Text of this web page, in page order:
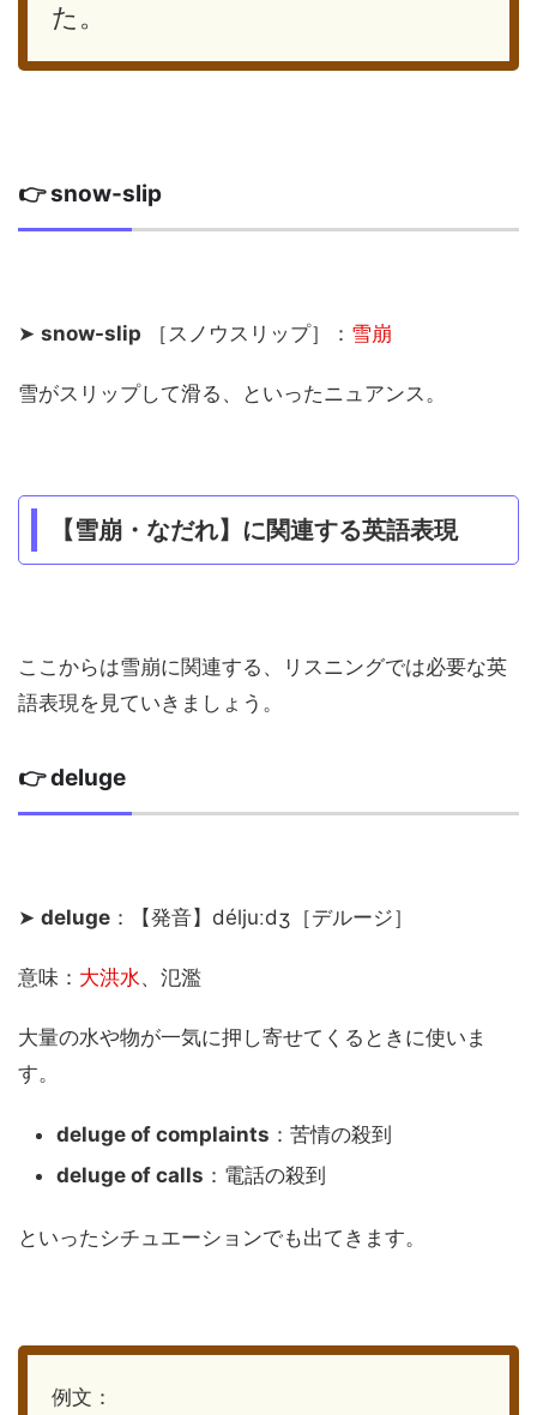
た。
👉 snow-slip
➤ snow-slip ［スノウスリップ］： 雪崩
雪がスリップして滑る、といったニュアンス。
【雪崩・なだれ】に関連する英語表現
ここからは雪崩に関連する、リスニングでは必要な英
語表現を見ていきましょう。
👉 deluge
➤ deluge ：【発音】déljuːdʒ［デルージ］
意味： 大洪水、氾濫
大量の水や物が一気に押し寄せてくるときに使いま
す。
deluge of complaints ：苦情の殺到
deluge of calls ：電話の殺到
といったシチュエーションでも出てきます。
例文：